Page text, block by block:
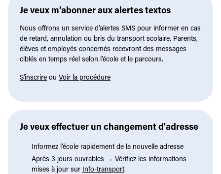
Je veux m’abonner aux alertes textos
Nous offrons un service d’alertes SMS pour informer en cas
de retard, annulation ou bris du transport scolaire. Parents,
élèves et employés concernés recevront des messages
ciblés en temps réel selon l’école et le parcours.
S'inscrire ou Voir la procédure
Je veux effectuer un changement d'adresse
Informez l’école rapidement de la nouvelle adresse
Après 3 jours ouvrables → Vérifiez les informations
mises à jour sur Info-transport.